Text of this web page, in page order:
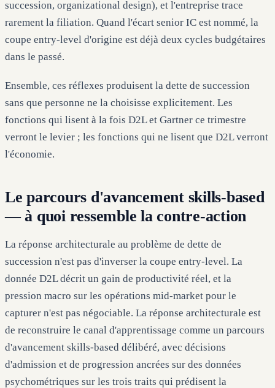
succession, organizational design), et l'entreprise trace
rarement la filiation. Quand l'écart senior IC est nommé, la
coupe entry-level d'origine est déjà deux cycles budgétaires
dans le passé.
Ensemble, ces réflexes produisent la dette de succession
sans que personne ne la choisisse explicitement. Les
fonctions qui lisent à la fois D2L et Gartner ce trimestre
verront le levier ; les fonctions qui ne lisent que D2L verront
l'économie.
Le parcours d'avancement skills-based
— à quoi ressemble la contre-action
La réponse architecturale au problème de dette de
succession n'est pas d'inverser la coupe entry-level. La
donnée D2L décrit un gain de productivité réel, et la
pression macro sur les opérations mid-market pour le
capturer n'est pas négociable. La réponse architecturale est
de reconstruire le canal d'apprentissage comme un parcours
d'avancement skills-based délibéré, avec décisions
d'admission et de progression ancrées sur des données
psychométriques sur les trois traits qui prédisent la